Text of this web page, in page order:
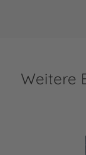
Weitere